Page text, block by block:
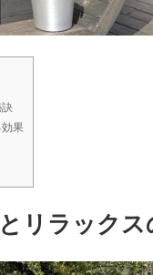
果
リラックス